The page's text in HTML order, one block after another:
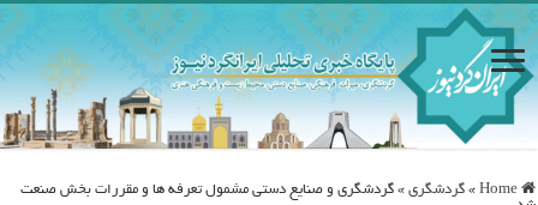
Home
» گردشگری » گردشگری و صنایع دستی مشمول تعرفه ها و مقررات بخش صنعت